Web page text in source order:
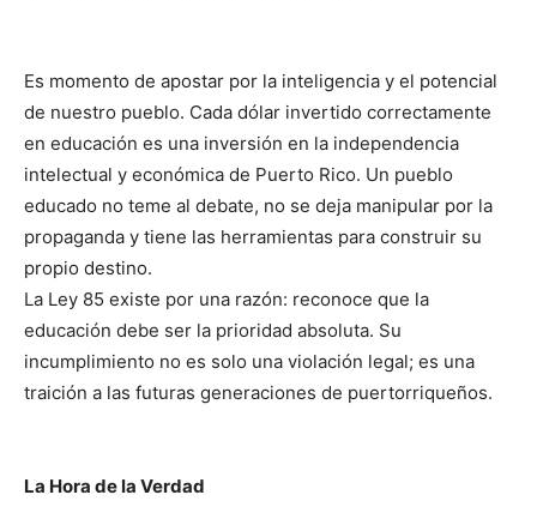
Es momento de apostar por la inteligencia y el potencial
de nuestro pueblo. Cada dólar invertido correctamente
en educación es una inversión en la independencia
intelectual y económica de Puerto Rico. Un pueblo
educado no teme al debate, no se deja manipular por la
propaganda y tiene las herramientas para construir su
propio destino.
La Ley 85 existe por una razón: reconoce que la
educación debe ser la prioridad absoluta. Su
incumplimiento no es solo una violación legal; es una
traición a las futuras generaciones de puertorriqueños.
La Hora de la Verdad